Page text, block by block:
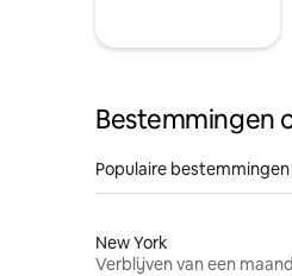
Bestemmingen
Populaire
New York
Verblijven van een maand